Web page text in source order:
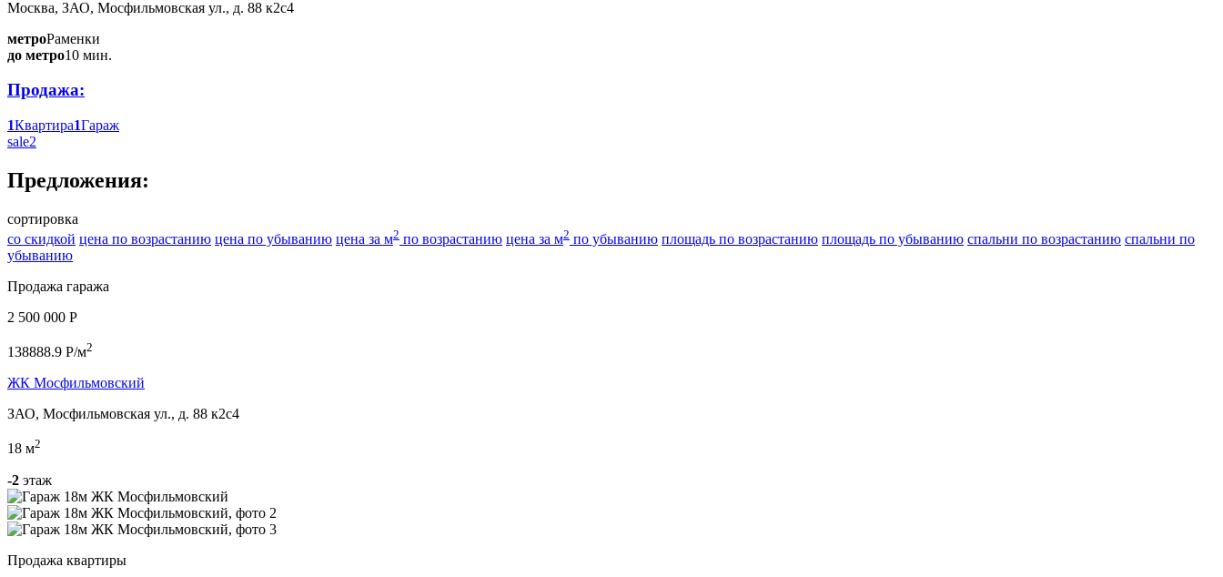
Москва, ЗАО, Мосфильмовская ул., д. 88 к2с4
метроРаменки
до метро10 мин.
Продажа:
1Квартира1Гараж
sale2
Предложения:
сортировка
со скидкой цена по возрастанию цена по убыванию цена за м2 по возрастанию цена за м2 по убыванию площадь по возрастанию площадь по убыванию спальни по возрастанию спальни по
убыванию
Продажа гаража
2 500 000 P
138888.9 P/м2
ЖК Мосфильмовский
ЗАО, Мосфильмовская ул., д. 88 к2с4
18 м2
-2 этаж
Продажа квартиры